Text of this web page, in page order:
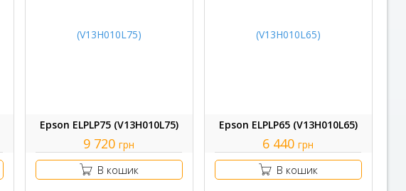
Epson ELPLP75 (V13H010L75)
9 720грн
В кошик
Epson ELPLP65 (V13H010L65)
6 440грн
В кошик